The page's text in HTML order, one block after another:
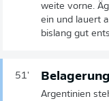
weite vorne.
ein und lauert
bislang gut
51' Belagerung
Argentinien